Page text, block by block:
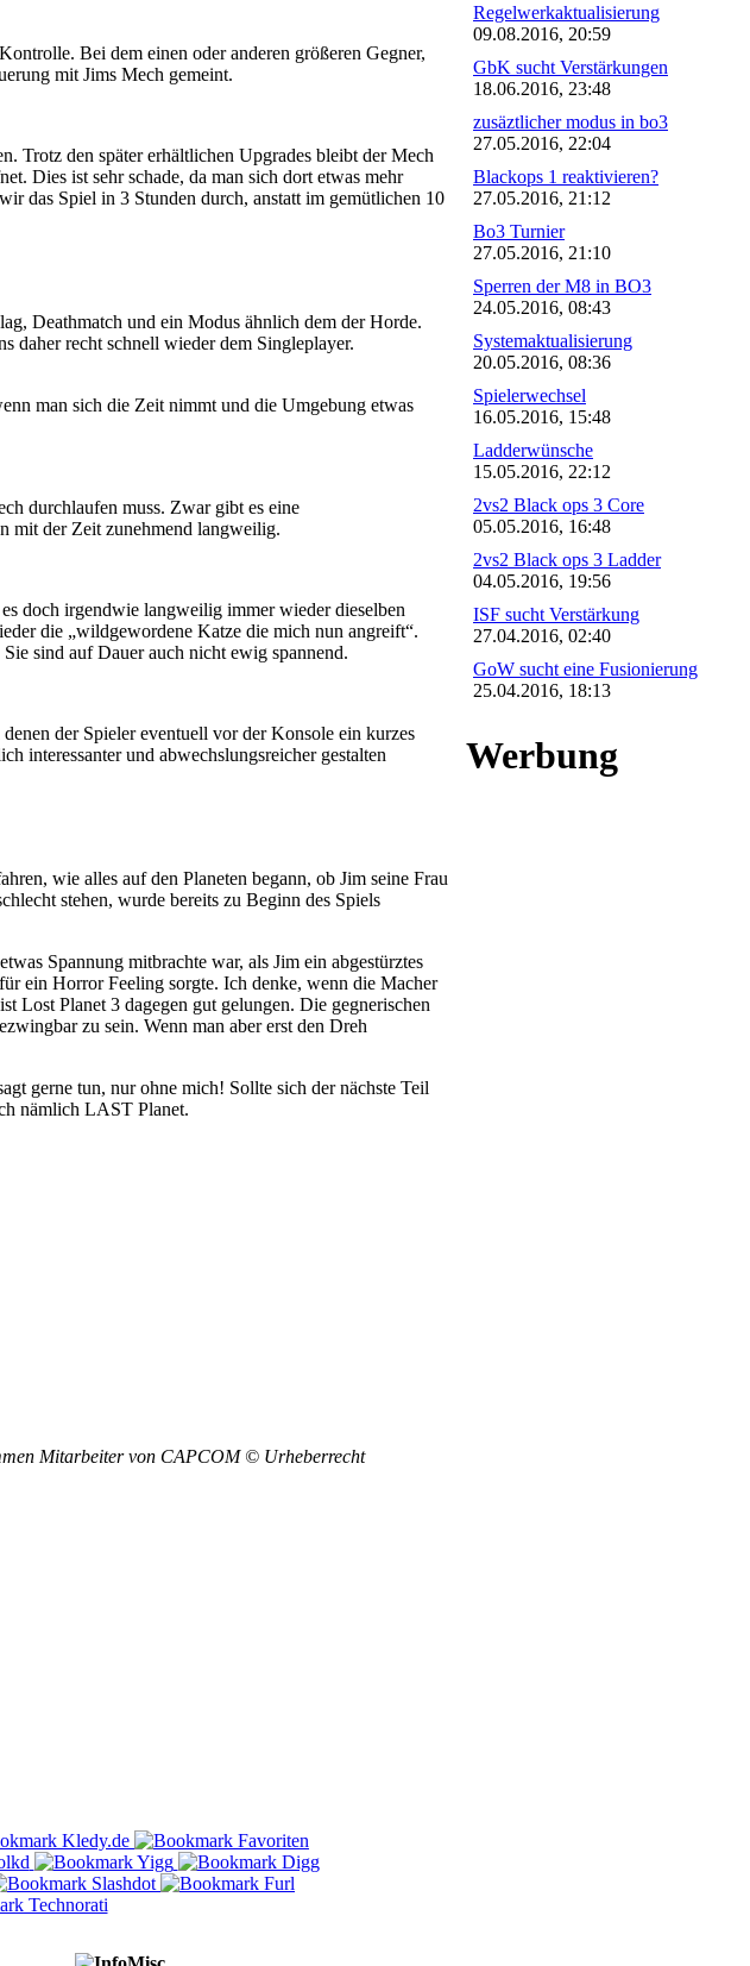
Bei dem einen oder anderen größeren Gegner,
mit Jims Mech gemeint.
Trotz den später erhältlichen Upgrades bleibt der Mech
Dies ist sehr schade, da man sich dort etwas mehr
das Spiel in 3 Stunden durch, anstatt im gemütlichen 10
Deathmatch und ein Modus ähnlich dem der Horde.
daher recht schnell wieder dem Singleplayer.
man sich die Zeit nimmt und die Umgebung etwas
durchlaufen muss. Zwar gibt es eine
mit der Zeit zunehmend langweilig.
doch irgendwie langweilig immer wieder dieselben
die „wildgewordene Katze die mich nun angreift“.
sind auf Dauer auch nicht ewig spannend.
der Spieler eventuell vor der Konsole ein kurzes
interessanter und abwechslungsreicher gestalten
wie alles auf den Planeten begann, ob Jim seine Frau
stehen, wurde bereits zu Beginn des Spiels
Spannung mitbrachte war, als Jim ein abgestürztes
ein Horror Feeling sorgte. Ich denke, wenn die Macher
Lost Planet 3 dagegen gut gelungen. Die gegnerischen
zu sein. Wenn man aber erst den Dreh
gerne tun, nur ohne mich! Sollte sich der nächste Teil
nämlich LAST Planet.
Mitarbeiter von CAPCOM © Urheberrecht
Regelwerkaktualisierung
09.08.2016, 20:59
GbK sucht Verstärkungen
18.06.2016, 23:48
zusäztlicher modus in bo3
27.05.2016, 22:04
Blackops 1 reaktivieren?
27.05.2016, 21:12
Bo3 Turnier
27.05.2016, 21:10
Sperren der M8 in BO3
24.05.2016, 08:43
Systemaktualisierung
20.05.2016, 08:36
Spielerwechsel
16.05.2016, 15:48
Ladderwünsche
15.05.2016, 22:12
2vs2 Black ops 3 Core
05.05.2016, 16:48
2vs2 Black ops 3 Ladder
04.05.2016, 19:56
ISF sucht Verstärkung
27.04.2016, 02:40
GoW sucht eine Fusionierung
25.04.2016, 18:13
Werbung